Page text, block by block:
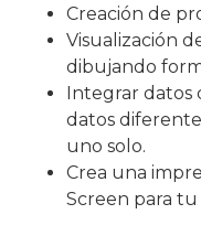
Creación de
Visualización
dibujando
Integrar
datos
uno solo.
Crea una
Screen para